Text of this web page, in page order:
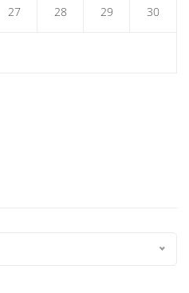
27 28 29 30